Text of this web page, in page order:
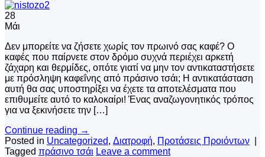
28
Μάι
Δεν μπορείτε να ζήσετε χωρίς τον πρωινό σας καφέ? Ο
καφές που παίρνετε στον δρόμο συχνά περιέχει αρκετή
ζάχαρη και θερμίδες, οπότε γιατί να μην τον αντικαταστήσετε
με πρόσληψη καφεΐνης από πράσινο τσάι; Η αντικατάσταση
αυτή θα σας υποστηρίξει να έχετε τα αποτελέσματα που
επιθυμείτε αυτό το καλοκαίρι! Ένας αναζωγονητικός τρόπος
για να ξεκινήσετε την […]
Continue reading →
Posted in Uncategorized, Διατροφή, Προτάσεις Προιόντων
Tagged πράσινο τσάι Leave a comment